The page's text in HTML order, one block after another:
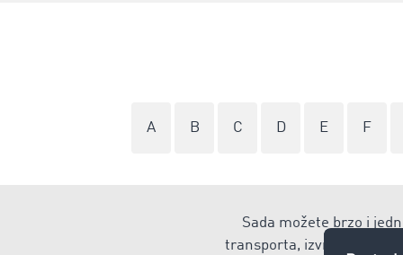
A B C D E F
Sada možete brzo i
transporta, izvršenju ili